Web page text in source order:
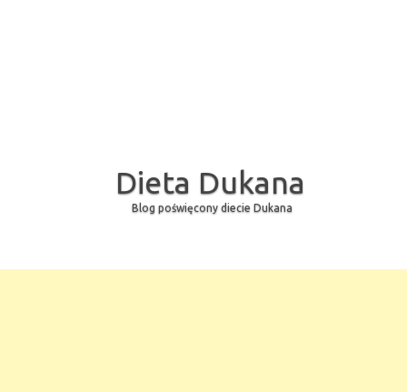
Dieta Dukana
Blog poświęcony diecie Dukana